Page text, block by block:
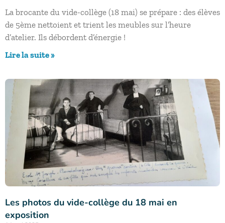
La brocante du vide-collège (18 mai) se prépare : des élèves
de 5ème nettoient et trient les meubles sur l’heure
d’atelier. Ils débordent d’énergie !
Lire la suite »
Les photos du vide-collège du 18 mai en
exposition